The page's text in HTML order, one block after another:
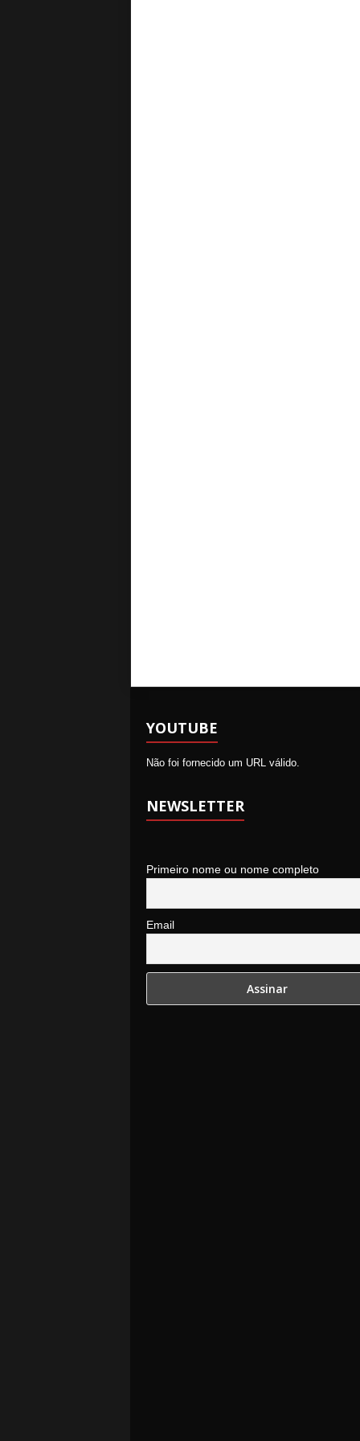
YOUTUBE
Não foi fornecido um URL válido.
NEWSLETTER
Primeiro nome ou nome completo
Email